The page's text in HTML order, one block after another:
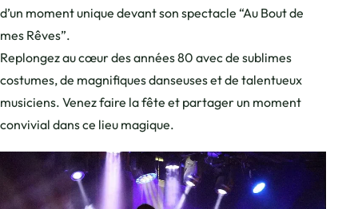
d’un moment unique devant son spectacle “Au Bout de
mes Rêves”.
Replongez au cœur des années 80 avec de sublimes
costumes, de magnifiques danseuses et de talentueux
musiciens. Venez faire la fête et partager un moment
convivial dans ce lieu magique.